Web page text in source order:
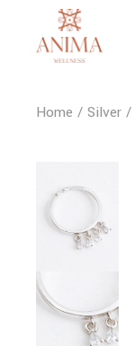
content
Home Silver